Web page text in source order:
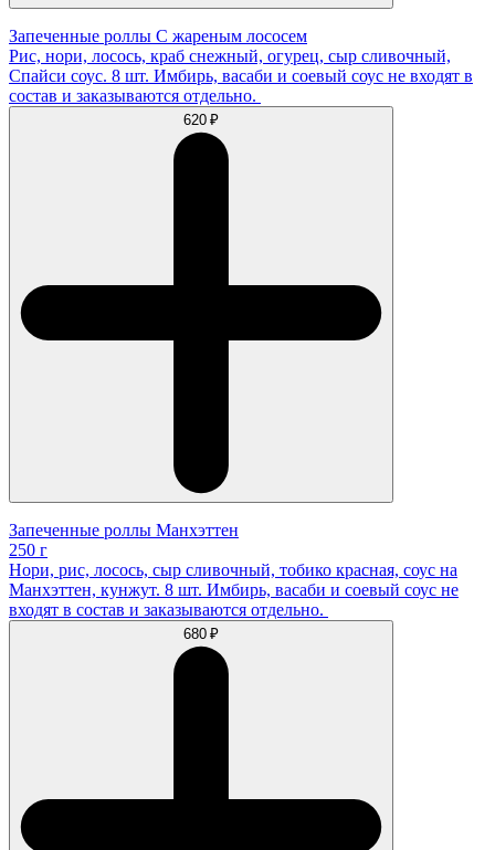
Запеченные роллы С жареным лососем
Рис, нори, лосось, краб снежный, огурец, сыр сливочный,
Спайси соус. 8 шт. Имбирь, васаби и соевый соус не входят в
состав и заказываются отдельно.
620 ₽
Запеченные роллы Манхэттен
250 г
Нори, рис, лосось, сыр сливочный, тобико красная, соус на
Манхэттен, кунжут. 8 шт. Имбирь, васаби и соевый соус не
входят в состав и заказываются отдельно.
680 ₽